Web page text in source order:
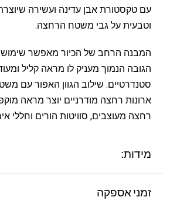
עם טקסטורת אבן עדינה ועשירה
וטבעית על גבי משטח הרחצה.
המבנה הרחב של הכיור מאפשר שימוש
הגובה הנמוך מעניק לו מראה קליל
סטנדרטיים. שילוב הגוון האפור עם
ארונות רחצה מודרניים יוצר מראה
רחצה מעוצבים, סוויטות הורים וחללי
מידות:
זמני אספקה